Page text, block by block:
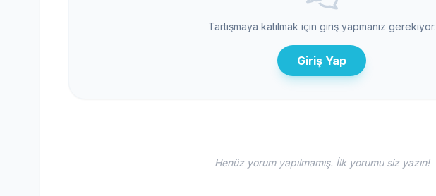
Tartışmaya katılmak için giriş yapmanız gerekiyor.
Giriş Yap
Henüz yorum yapılmamış. İlk yorumu siz yazın!